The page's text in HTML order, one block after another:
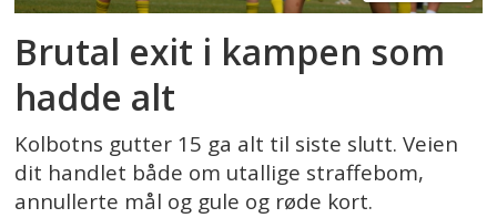
Brutal exit i kampen som
hadde alt
Kolbotns gutter 15 ga alt til siste slutt. Veien
dit handlet både om utallige straffebom,
annullerte mål og gule og røde kort.